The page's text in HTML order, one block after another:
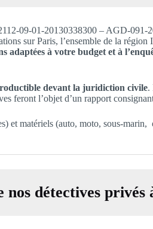
09-01-20130338300 – AGD-
sur Paris, l’ensemble de la région
adaptées à votre budget et à
devant la juridiction civile.
feront l’objet d’un rapport
et matériels (auto, moto, sous-
nos détectives privés